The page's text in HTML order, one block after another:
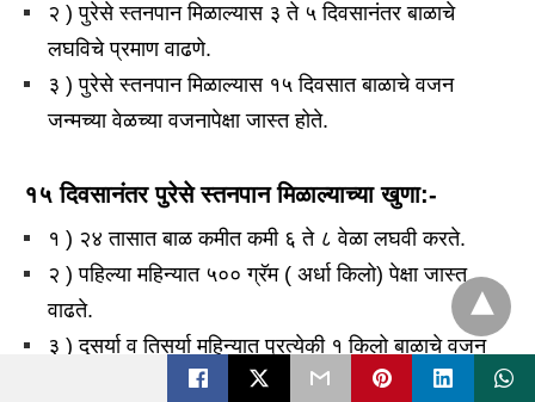
२ ) पुरेसे स्तनपान मिळाल्यास ३ ते ५ दिवसानंतर बाळाचे
लघविचे प्रमाण वाढणे.
३ ) पुरेसे स्तनपान मिळाल्यास १५ दिवसात बाळाचे वजन
जन्मच्या वेळच्या वजनापेक्षा जास्त होते.
१५ दिवसानंतर पुरेसे स्तनपान मिळाल्याच्या खुणा:-
१ ) २४ तासात बाळ कमीत कमी ६ ते ८ वेळा लघवी करते.
२ ) पहिल्या महिन्यात ५०० ग्रॅम ( अर्धा किलो) पेक्षा जास्त
वाढते.
३ ) दुसर्या व तिसर्या महिन्यात प्रत्येकी १ किलो बाळाचे वजन